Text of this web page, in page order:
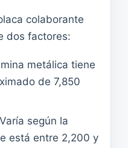
colaborante
dos factores:
metálica tiene
de 7,850
Varía según la
está entre 2,200 y